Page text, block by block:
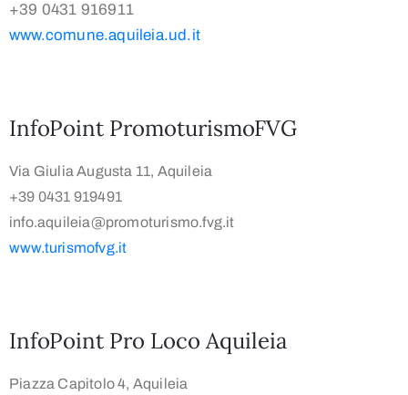
+39 0431 916911
www.comune.aquileia.ud.it
InfoPoint PromoturismoFVG
Via Giulia Augusta 11, Aquileia
+39 0431 919491
info.aquileia@promoturismo.fvg.it
www.turismofvg.it
InfoPoint Pro Loco Aquileia
Piazza Capitolo 4, Aquileia